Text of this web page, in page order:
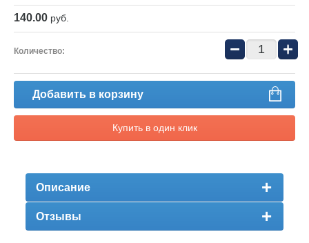
140.00 руб.
Количество: − +
Добавить в корзину
Купить в один клик
Описание
Отзывы